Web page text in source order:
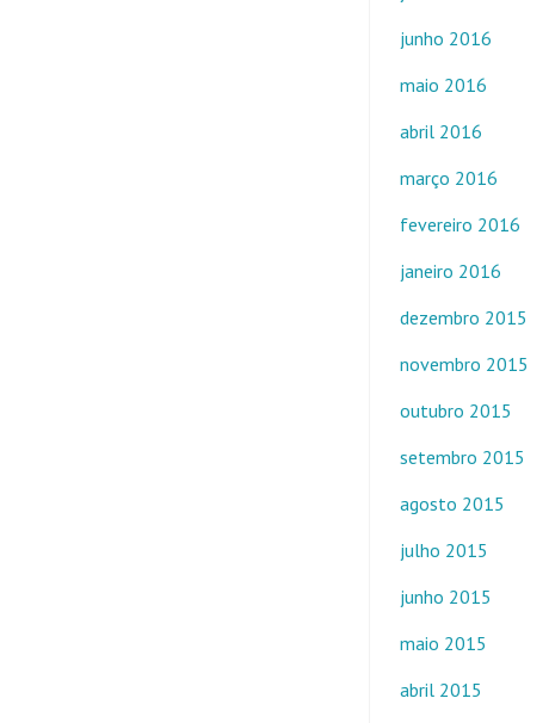
junho 2016
maio 2016
abril 2016
março 2016
fevereiro 2016
janeiro 2016
dezembro 2015
novembro 2015
outubro 2015
setembro 2015
agosto 2015
julho 2015
junho 2015
maio 2015
abril 2015